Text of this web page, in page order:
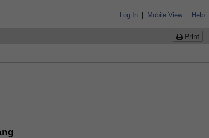
Log In | Mobile View | Help
Print